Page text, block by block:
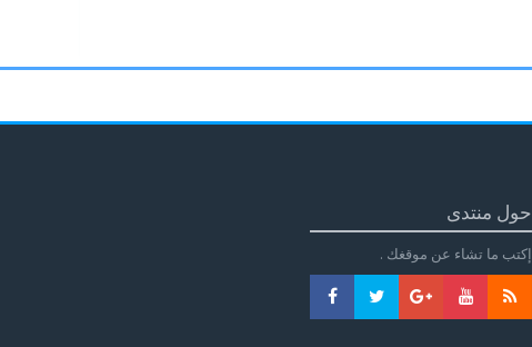
حول منتدى
إكتب ما تشاء عن موقغك .